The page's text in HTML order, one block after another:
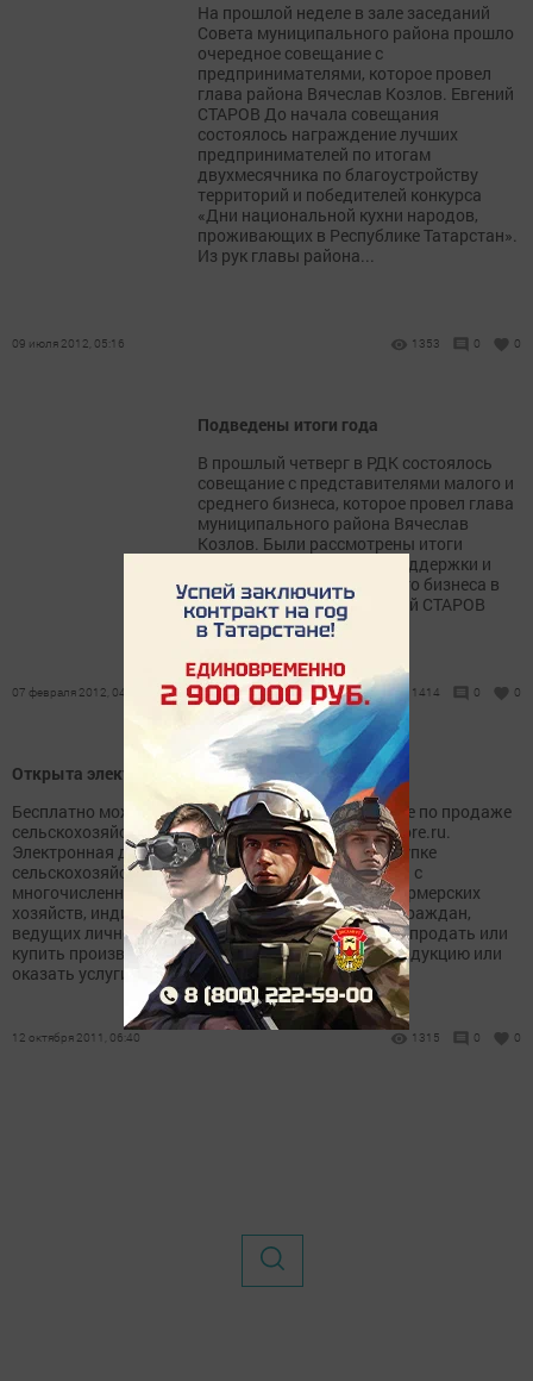
На прошлой неделе в зале заседаний
Совета муниципального района прошло
очередное совещание с
предпринимателями, которое провел
глава района Вячеслав Козлов. Евгений
СТАРОВ До начала совещания
состоялось награждение лучших
предпринимателей по итогам
двухмесячника по благоустройству
территорий и победителей конкурса
«Дни национальной кухни народов,
проживающих в Республике Татарстан».
Из рук главы района...
09 июля 2012, 05:16 1353 0 0
Подведены итоги года
В прошлый четверг в РДК состоялось
совещание с представителями малого и
среднего бизнеса, которое провел глава
муниципального района Вячеслав
Козлов. Были рассмотрены итоги
реализации программы поддержки и
развития малого и среднего бизнеса в
районе за 2011 год. Евгений СТАРОВ
07 февраля 2012, 04:18 1414 0 0
Открыта электронная доска обџявлений
Бесплатно можно разместить объявление на сайте по продаже
сельскохозяйственной продукции: http://farmerstore.ru.
Электронная доска объявлений по продаже и закупке
сельскохозяйственной продукции создана в связи с
многочисленными обращениями крестьянских-фермерских
хозяйств, индивидуальных предпринимателей и граждан,
ведущих личное подсобное хозяйство, желающих продать или
купить произведенную сельскохозяйственную продукцию или
оказать услуги в области сельского хозяйства....
12 октября 2011, 06:40 1315 0 0